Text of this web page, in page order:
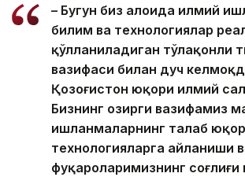
– Бугун биз алоҳида илмий
билим ва технологиялар
қўлланиладиган тўлақонли
вазифаси билан дуч
Қозоғистон юқори илмий
Бизнинг ҳозирги вазифамиз
ишланмаларнинг талаб
технологияларга айланиши
фуқароларимизнинг соғлиғи